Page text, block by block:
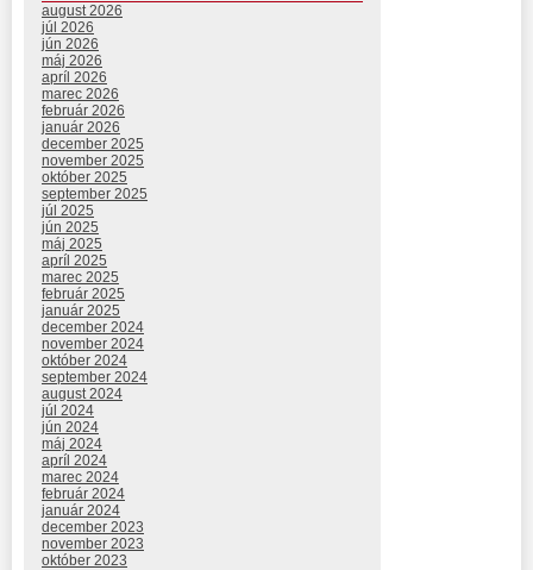
august 2026
júl 2026
jún 2026
máj 2026
apríl 2026
marec 2026
február 2026
január 2026
december 2025
november 2025
október 2025
september 2025
júl 2025
jún 2025
máj 2025
apríl 2025
marec 2025
február 2025
január 2025
december 2024
november 2024
október 2024
september 2024
august 2024
júl 2024
jún 2024
máj 2024
apríl 2024
marec 2024
február 2024
január 2024
december 2023
november 2023
október 2023